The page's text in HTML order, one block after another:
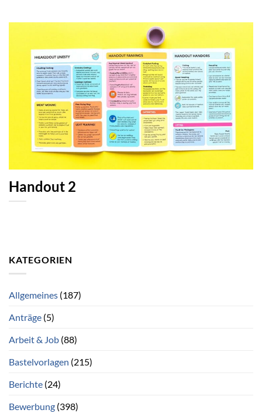
Handout 2
KATEGORIEN
Allgemeines (187)
Anträge (5)
Arbeit & Job (88)
Bastelvorlagen (215)
Berichte (24)
Bewerbung (398)